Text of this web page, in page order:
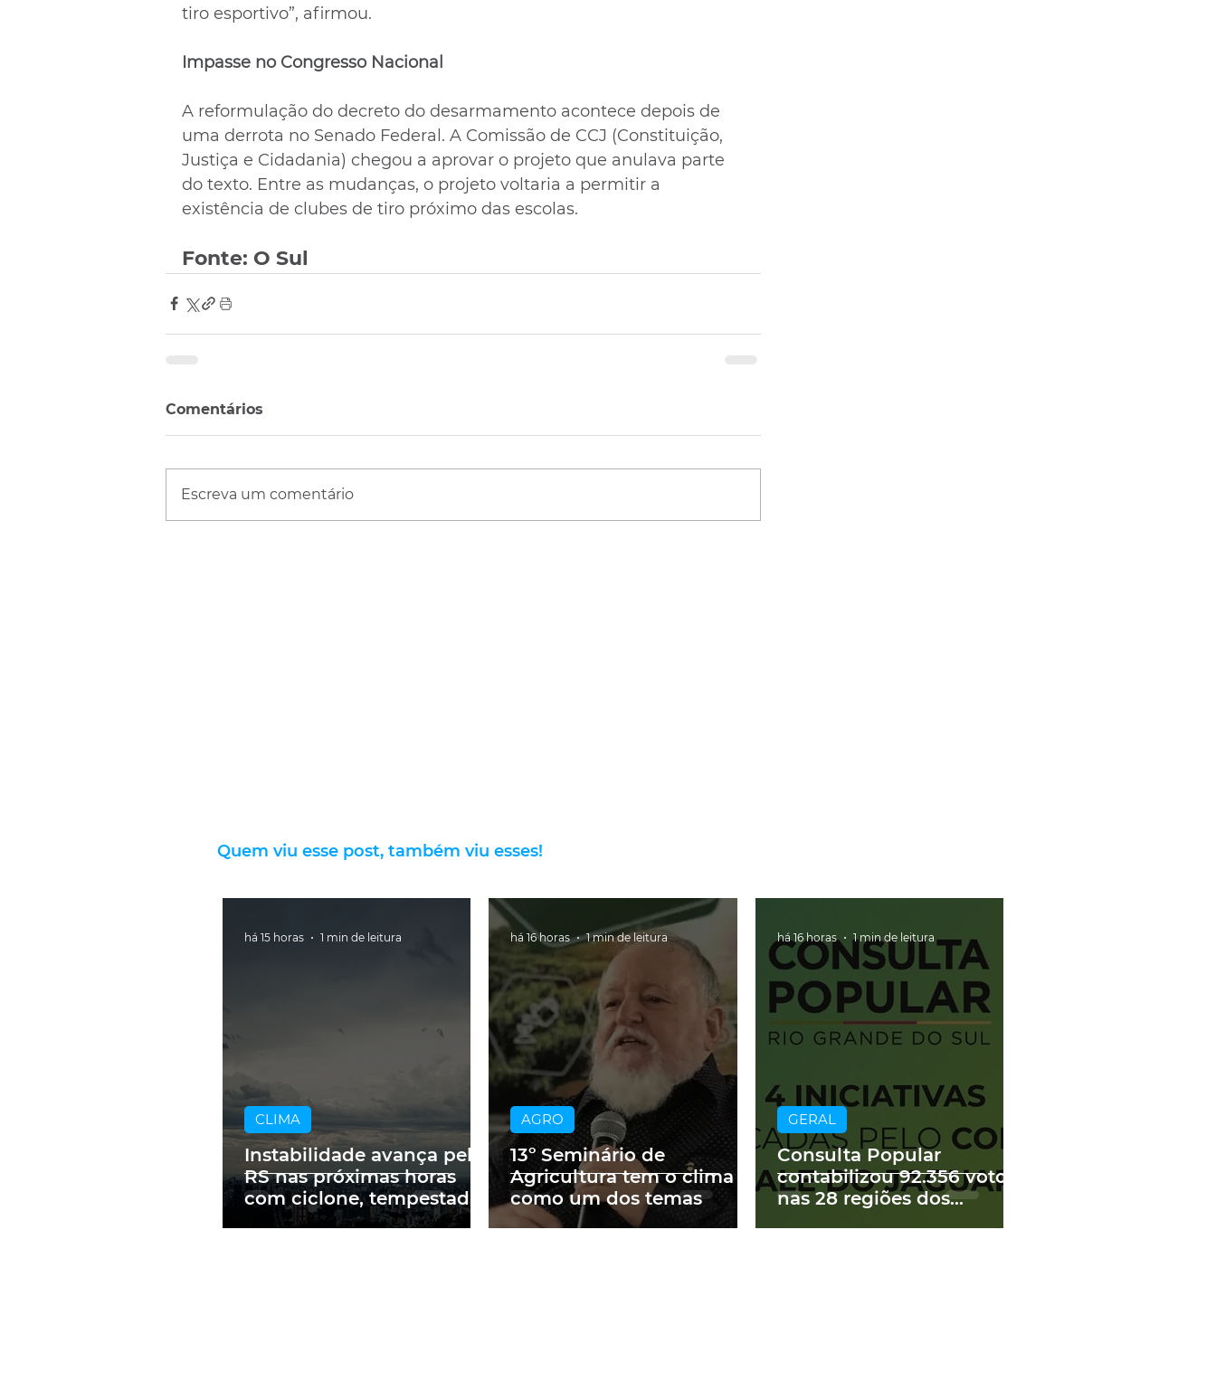
tiro esportivo”, afirmou.
Impasse no Congresso Nacional
A reformulação do decreto do desarmamento acontece depois de
uma derrota no Senado Federal. A Comissão de CCJ (Constituição,
Justiça e Cidadania) chegou a aprovar o projeto que anulava parte
do texto. Entre as mudanças, o projeto voltaria a permitir a
existência de clubes de tiro próximo das escolas.
Fonte: O Sul
Comentários
Escreva um comentário
Quem viu esse post, também viu esses!
Instabilidade avança pelo
RS nas próximas horas
com ciclone, tempestades
e vendavais
CLIMA
há 15 horas 1 min de leitura
13º Seminário de
Agricultura tem o clima
como um dos temas
AGRO
há 16 horas 1 min de leitura
Consulta Popular
contabilizou 92.356 votos
nas 28 regiões dos
GERAL
há 16 horas 1 min de leitura